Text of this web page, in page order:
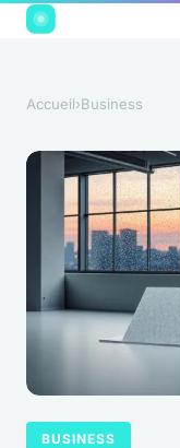
Accueil›Business
BUSINESS